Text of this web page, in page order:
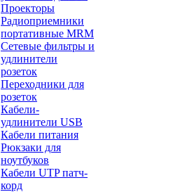
Проекторы
Радиоприемники
портативные MRM
Сетевые фильтры и
удлинители
розеток
Переходники для
розеток
Кабели-
удлинители USB
Кабели питания
Рюкзаки для
ноутбуков
Кабели UTP патч-
корд